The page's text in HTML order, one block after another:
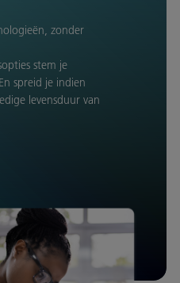
zonder
stem je
spreid je indien
levensduur van